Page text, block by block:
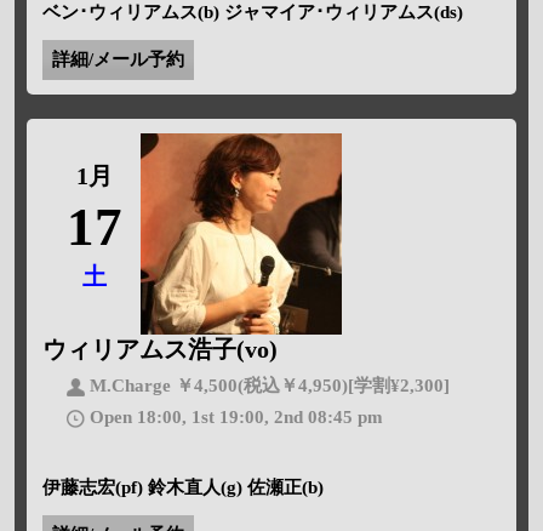
ベン･ウィリアムス(b) ジャマイア･ウィリアムス(ds)
詳細/メール予約
1月
17
土
ウィリアムス浩子(vo)
M.Charge ￥4,500(税込￥4,950)[学割¥2,300]
Open 18:00, 1st 19:00, 2nd 08:45 pm
伊藤志宏(pf) 鈴木直人(g) 佐瀬正(b)